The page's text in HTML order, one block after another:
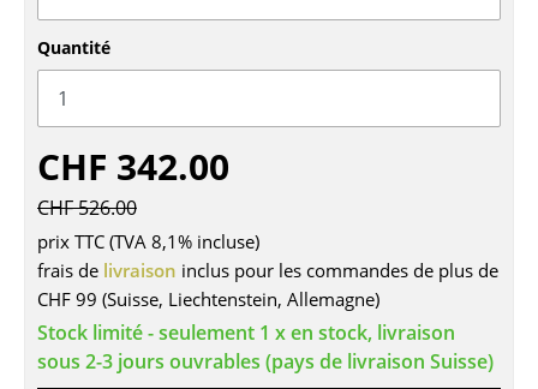
Pièces détachées
... voir tous les sièges
Tables
Tables de repas
Tables d’appoint
Tables basses
Bureaux & Secrétaires
Secrétaires & Tables PC
Quantité
CHF 342.00
CHF 526.00
prix TTC (TVA 8,1% incluse)
frais de livraison inclus pour les commandes de plus de
CHF 99 (Suisse, Liechtenstein, Allemagne)
Stock limité - seulement 1 x en stock, livraison
sous 2-3 jours ouvrables (pays de livraison Suisse)